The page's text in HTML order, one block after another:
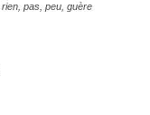
pas, peu, guère